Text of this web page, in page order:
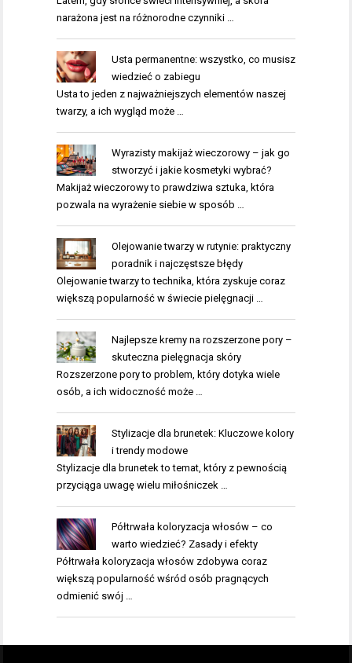
narażona jest na różnorodne czynniki …
Usta permanentne: wszystko, co musisz
wiedzieć o zabiegu
Usta to jeden z najważniejszych elementów naszej
twarzy, a ich wygląd może …
Wyrazisty makijaż wieczorowy – jak go
stworzyć i jakie kosmetyki wybrać?
Makijaż wieczorowy to prawdziwa sztuka, która
pozwala na wyrażenie siebie w sposób …
Olejowanie twarzy w rutynie: praktyczny
poradnik i najczęstsze błędy
Olejowanie twarzy to technika, która zyskuje coraz
większą popularność w świecie pielęgnacji …
Najlepsze kremy na rozszerzone pory –
skuteczna pielęgnacja skóry
Rozszerzone pory to problem, który dotyka wiele
osób, a ich widoczność może …
Stylizacje dla brunetek: Kluczowe kolory
i trendy modowe
Stylizacje dla brunetek to temat, który z pewnością
przyciąga uwagę wielu miłośniczek …
Półtrwała koloryzacja włosów – co
warto wiedzieć? Zasady i efekty
Półtrwała koloryzacja włosów zdobywa coraz
większą popularność wśród osób pragnących
odmienić swój …